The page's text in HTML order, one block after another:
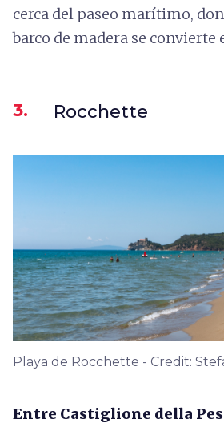
cerca del paseo marítimo,
barco de madera se convierte
3. Rocchette
Playa de Rocchette - Credit:
Entre Castiglione della